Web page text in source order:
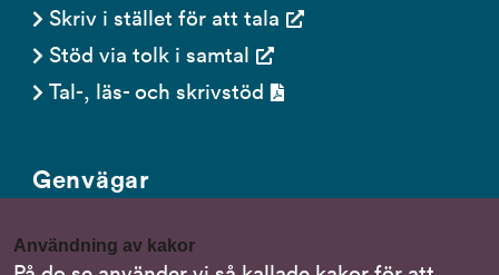
Användning av kakor
Skriv i stället för att tala
Stöd via tolk i samtal
Tal-, läs- och skrivstöd
Genvägar
Nationella minoritetsspråk